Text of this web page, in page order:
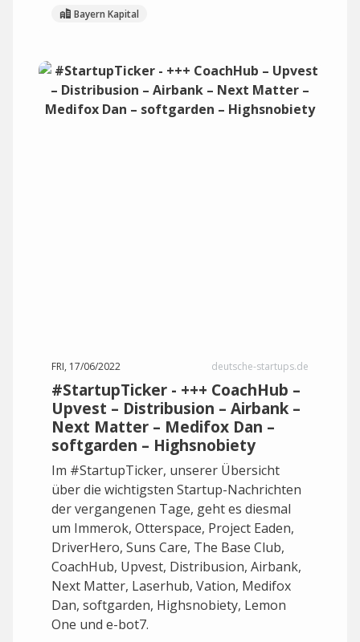
Bayern Kapital
FRI, 17/06/2022 deutsche-startups.de
#StartupTicker - +++ CoachHub –
Upvest – Distribusion – Airbank –
Next Matter – Medifox Dan –
softgarden – Highsnobiety
Im #StartupTicker, unserer Übersicht
über die wichtigsten Startup-Nachrichten
der vergangenen Tage, geht es diesmal
um Immerok, Otterspace, Project Eaden,
DriverHero, Suns Care, The Base Club,
CoachHub, Upvest, Distribusion, Airbank,
Next Matter, Laserhub, Vation, Medifox
Dan, softgarden, Highsnobiety, Lemon
One und e-bot7.